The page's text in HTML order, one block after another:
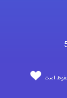
است